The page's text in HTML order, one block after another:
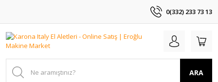
0(332) 233 73 13
ARA